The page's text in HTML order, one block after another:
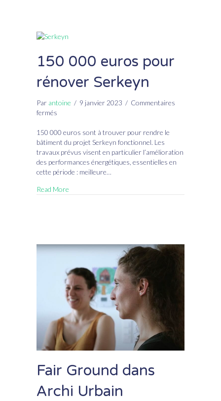
150 000 euros pour
rénover Serkeyn
Par antoine / 9 janvier 2023 / Commentaires
fermés
000
euros
pour
rénover
Serkeyn
150 000 euros sont à trouver pour rendre le
bâtiment du projet Serkeyn fonctionnel. Les
travaux prévus visent en particulier l’amélioration
des performances énergétiques, essentielles en
cette période : meilleure…
Read More
Fair Ground dans
Archi Urbain